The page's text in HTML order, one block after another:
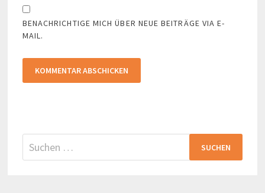
BENACHRICHTIGE MICH ÜBER NEUE BEITRÄGE VIA E-
MAIL.
Suchen
nach: